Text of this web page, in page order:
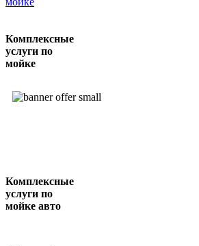
Комплексные
услуги по
мойке
Комплексные
услуги по
мойке авто